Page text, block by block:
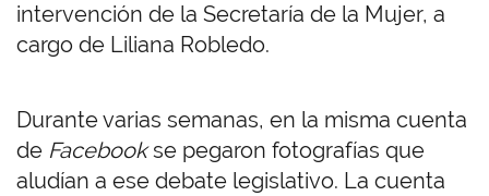
intervención de la Secretaría de la Mujer, a
cargo de Liliana Robledo.
Durante varias semanas, en la misma cuenta
de Facebookse pegaron fotografías que
aludían a ese debate legislativo. La cuenta